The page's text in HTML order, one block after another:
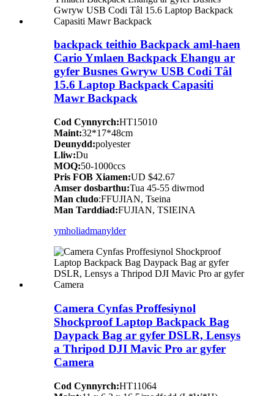
backpack teithio Backpack aml-haen
Cario Ymlaen Backpack Ehangu ar
gyfer Busnes Gwryw USB Codi Tâl
15.6 Laptop Backpack Capasiti
Mawr Backpack
Cod Cynnyrch:HT15010
Maint:32*17*48cm
Deunydd:polyester
Lliw:Du
MOQ:50-1000ccs
Pris FOB Xiamen:UD $42.67
Amser dosbarthu:Tua 45-55 diwrnod
Man cludo:FFUJIAN, Tseina
Man Tarddiad:FUJIAN, TSIEINA
ymholiadmanylder
Camera Cynfas Proffesiynol
Shockproof Laptop Backpack Bag
Daypack Bag ar gyfer DSLR, Lensys
a Thripod DJI Mavic Pro ar gyfer
Camera
Cod Cynnyrch:HT11064